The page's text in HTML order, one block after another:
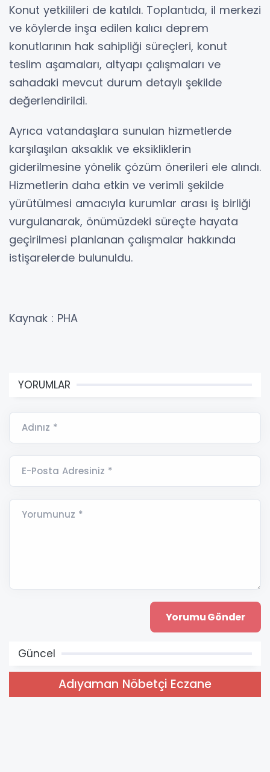
Konut yetkilileri de katıldı. Toplantıda, il merkezi
ve köylerde inşa edilen kalıcı deprem
konutlarının hak sahipliği süreçleri, konut
teslim aşamaları, altyapı çalışmaları ve
sahadaki mevcut durum detaylı şekilde
değerlendirildi.
Ayrıca vatandaşlara sunulan hizmetlerde
karşılaşılan aksaklık ve eksikliklerin
giderilmesine yönelik çözüm önerileri ele alındı.
Hizmetlerin daha etkin ve verimli şekilde
yürütülmesi amacıyla kurumlar arası iş birliği
vurgulanarak, önümüzdeki süreçte hayata
geçirilmesi planlanan çalışmalar hakkında
istişarelerde bulunuldu.
Kaynak : PHA
YORUMLAR
Adınız *
E-Posta Adresiniz *
Yorumunuz *
Güncel
Adıyaman Nöbetçi Eczane